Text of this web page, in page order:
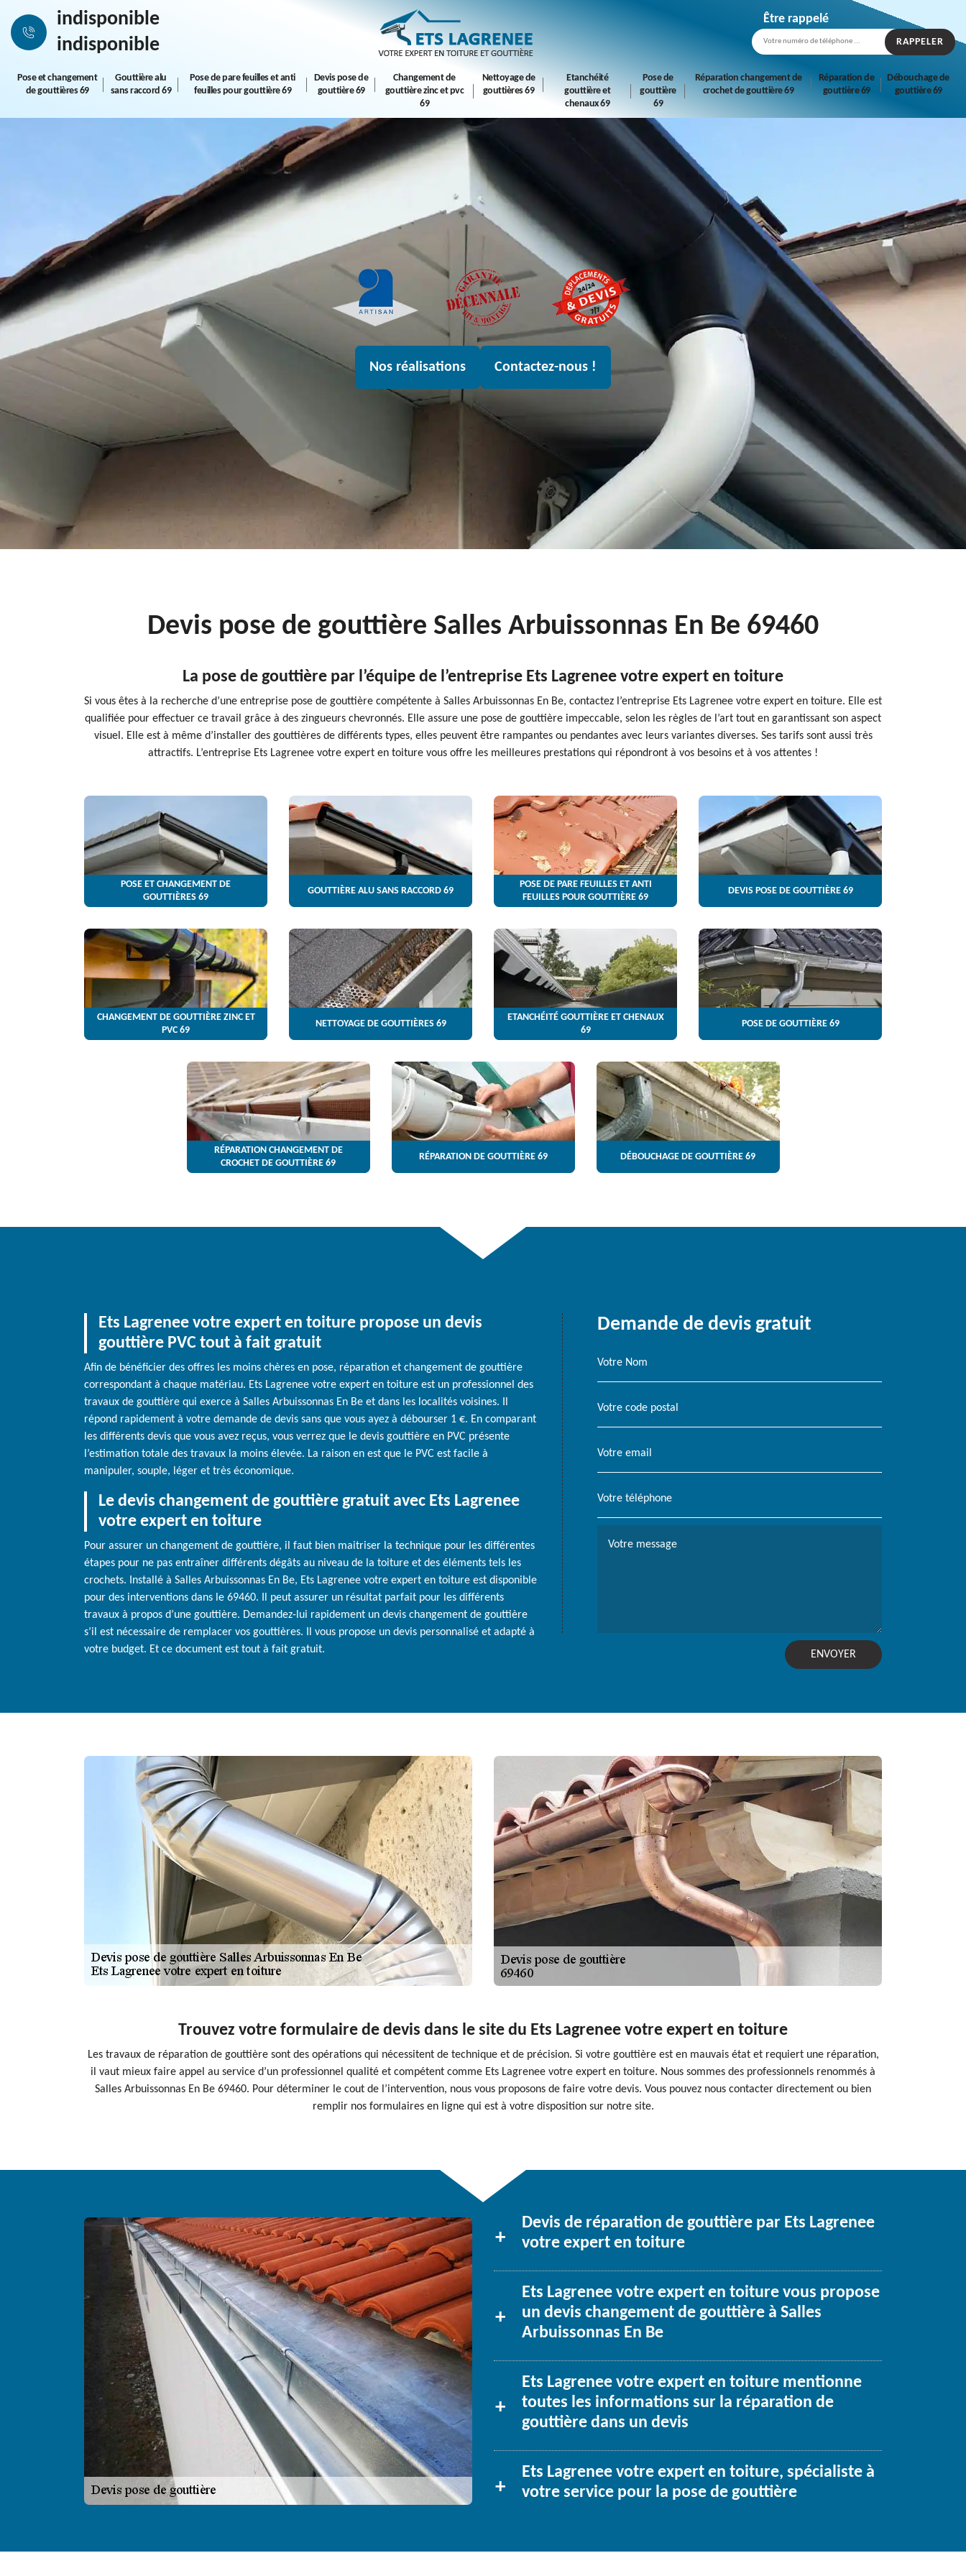
indisponible
indisponible
Être rappelé
Pose et changement
de gouttières 69
Gouttière alu
sans raccord 69
Pose de pare feuilles et anti
feuilles pour gouttière 69
Devis pose de
gouttière 69
Changement de
gouttière zinc et pvc
69
Nettoyage de
gouttières 69
Etanchéité
gouttière et
chenaux 69
Pose de
gouttière
69
Réparation changement de
crochet de gouttière 69
Réparation de
gouttière 69
Débouchage de
gouttière 69
Nos réalisations Contactez-nous !
Devis pose de gouttière Salles Arbuissonnas En Be 69460
La pose de gouttière par l’équipe de l’entreprise Ets Lagrenee votre expert en toiture
Si vous êtes à la recherche d’une entreprise pose de gouttière compétente à Salles Arbuissonnas En Be, contactez l’entreprise Ets Lagrenee votre expert en toiture. Elle est
qualifiée pour effectuer ce travail grâce à des zingueurs chevronnés. Elle assure une pose de gouttière impeccable, selon les règles de l’art tout en garantissant son aspect
visuel. Elle est à même d’installer des gouttières de différents types, elles peuvent être rampantes ou pendantes avec leurs variantes diverses. Ses tarifs sont aussi très
attractifs. L’entreprise Ets Lagrenee votre expert en toiture vous offre les meilleures prestations qui répondront à vos besoins et à vos attentes !
POSE ET CHANGEMENT DE
GOUTTIÈRES 69
GOUTTIÈRE ALU SANS RACCORD 69
POSE DE PARE FEUILLES ET ANTI
FEUILLES POUR GOUTTIÈRE 69
DEVIS POSE DE GOUTTIÈRE 69
CHANGEMENT DE GOUTTIÈRE ZINC ET
PVC 69
NETTOYAGE DE GOUTTIÈRES 69
ETANCHÉITÉ GOUTTIÈRE ET CHENAUX
69
POSE DE GOUTTIÈRE 69
RÉPARATION CHANGEMENT DE
CROCHET DE GOUTTIÈRE 69
RÉPARATION DE GOUTTIÈRE 69 DÉBOUCHAGE DE GOUTTIÈRE 69
Ets Lagrenee votre expert en toiture propose un devis
gouttière PVC tout à fait gratuit
Afin de bénéficier des offres les moins chères en pose, réparation et changement de gouttière
correspondant à chaque matériau. Ets Lagrenee votre expert en toiture est un professionnel des
travaux de gouttière qui exerce à Salles Arbuissonnas En Be et dans les localités voisines. Il
répond rapidement à votre demande de devis sans que vous ayez à débourser 1 €. En comparant
les différents devis que vous avez reçus, vous verrez que le devis gouttière en PVC présente
l’estimation totale des travaux la moins élevée. La raison en est que le PVC est facile à
manipuler, souple, léger et très économique.
Le devis changement de gouttière gratuit avec Ets Lagrenee
votre expert en toiture
Pour assurer un changement de gouttière, il faut bien maitriser la technique pour les différentes
étapes pour ne pas entraîner différents dégâts au niveau de la toiture et des éléments tels les
crochets. Installé à Salles Arbuissonnas En Be, Ets Lagrenee votre expert en toiture est disponible
pour des interventions dans le 69460. Il peut assurer un résultat parfait pour les différents
travaux à propos d’une gouttière. Demandez-lui rapidement un devis changement de gouttière
s’il est nécessaire de remplacer vos gouttières. Il vous propose un devis personnalisé et adapté à
votre budget. Et ce document est tout à fait gratuit.
Demande de devis gratuit
Trouvez votre formulaire de devis dans le site du Ets Lagrenee votre expert en toiture
Les travaux de réparation de gouttière sont des opérations qui nécessitent de technique et de précision. Si votre gouttière est en mauvais état et requiert une réparation,
il vaut mieux faire appel au service d’un professionnel qualité et compétent comme Ets Lagrenee votre expert en toiture. Nous sommes des professionnels renommés à
Salles Arbuissonnas En Be 69460. Pour déterminer le cout de l’intervention, nous vous proposons de faire votre devis. Vous pouvez nous contacter directement ou bien
remplir nos formulaires en ligne qui est à votre disposition sur notre site.
Devis de réparation de gouttière par Ets Lagrenee
votre expert en toiture
Ets Lagrenee votre expert en toiture vous propose
un devis changement de gouttière à Salles
Arbuissonnas En Be
Ets Lagrenee votre expert en toiture mentionne
toutes les informations sur la réparation de
gouttière dans un devis
Ets Lagrenee votre expert en toiture, spécialiste à
votre service pour la pose de gouttière